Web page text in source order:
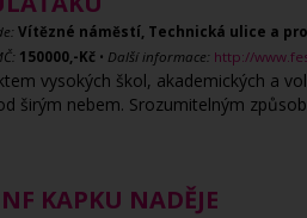
Vítězné náměstí, Technická ulice a
150000,-Kč • Další informace: http://
vysokých škol, akademických a
širým nebem. Srozumitelným
KAPKU NADĚJE